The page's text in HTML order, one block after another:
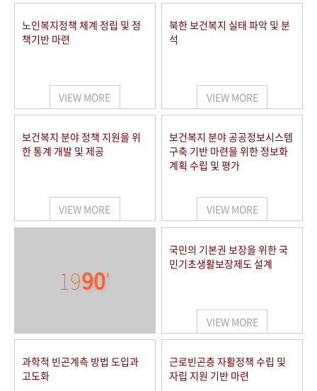
노인복지정책 체계 정립 및 정
책기반 마련
VIEW MORE
북한 보건복지 실태 파악 및 분
석
VIEW MORE
보건복지 분야 정책 지원을 위
한 통계 개발 및 제공
VIEW MORE
보건복지 분야 공공정보시스템
구축 기반 마련을 위한 정보화
계획 수립 및 평가
VIEW MORE
1990'
국민의 기본권 보장을 위한 국
민기초생활보장제도 설계
VIEW MORE
과학적 빈곤계측 방법 도입과
고도화
근로빈곤층 자활정책 수립 및
자립 지원 기반 마련